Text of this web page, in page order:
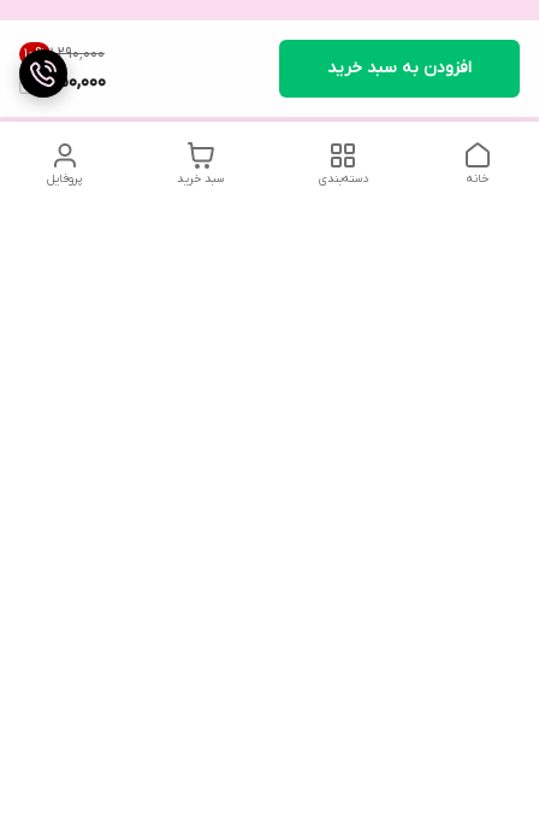
۱٬۲۹۰٬۰۰۰ 10%
1,150,000
افزودن به سبد خرید
پروفایل سبد خرید دسته‌بندی خانه